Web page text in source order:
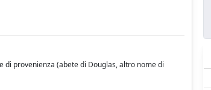
provenienza (abete di Douglas, altro nome di